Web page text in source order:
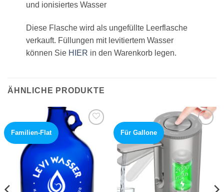
und ionisiertes Wasser
Diese Flasche wird als ungefüllte Leerflasche
verkauft. Füllungen mit levitiertem Wasser
können Sie HIER in den Warenkorb legen.
ÄHNLICHE PRODUKTE
Familien-Flat
wishlist
Für Gallone
Add to
wishlist